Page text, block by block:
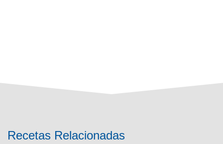
Recetas Relacionadas